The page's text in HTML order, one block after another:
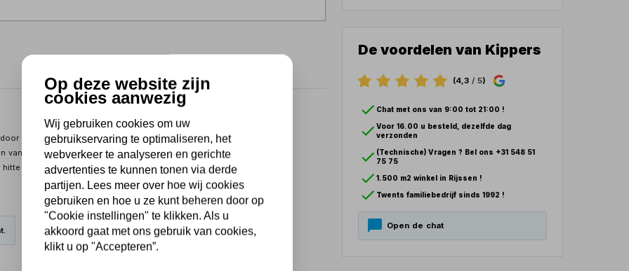
gepatenteerd backingstaal
van koolstofstaal tot legeringen met hogere treksterkte
hitte en slijtage
De voordelen van Kippers
(4,3/ 5)
Chat met ons van 9:00 tot 21:00 !
Voor 16.00 u besteld, dezelfde dag
verzonden
(Technische) Vragen ? Bel ons +31 548 51
75 75
1.500 m2 winkel in Rijssen !
Twents familiebedrijf sinds 1992 !
Open de chat
Op deze website zijn
cookies aanwezig
Wij gebruiken cookies om uw
gebruikservaring te optimaliseren, het
webverkeer te analyseren en gerichte
advertenties te kunnen tonen via derde
partijen. Lees meer over hoe wij cookies
gebruiken en hoe u ze kunt beheren door op
"Cookie instellingen" te klikken. Als u
akkoord gaat met ons gebruik van cookies,
klikt u op "Accepteren”.